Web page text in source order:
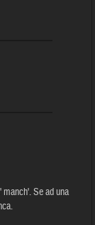
Se ad una